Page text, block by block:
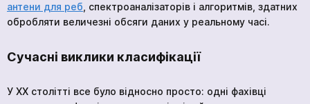
антени для реб , спектроаналізаторів і алгоритмів, здатних
обробляти величезні обсяги даних у реальному часі.
Сучасні виклики класифікації
У ХХ столітті все було відносно просто: одні фахівці